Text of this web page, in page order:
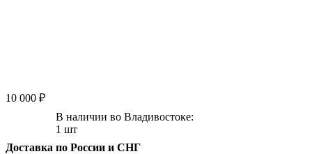
10 000 ₽
В наличии во Владивостоке:
1 шт
Доставка по России и СНГ